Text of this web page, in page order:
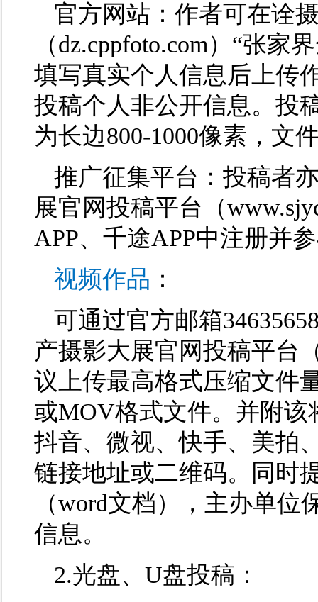
官方网站：作者可在诠
（dz.cppfoto.com）“张
填写真实个人信息后上传
投稿个人非公开信息。投
为长边800-1000像素，文
推广征集平台：投稿者
展官网投稿平台（
APP、千途APP中注册并
视频作品 ：
可通过官方邮箱
产摄影大展官网投稿平台
议上传最高格式压缩文件
或MOV格式文件。并附
抖音、微视、快手、美拍
链接地址或二维码。同时
（word文档），主办单
信息。
2.光盘、U盘投稿：